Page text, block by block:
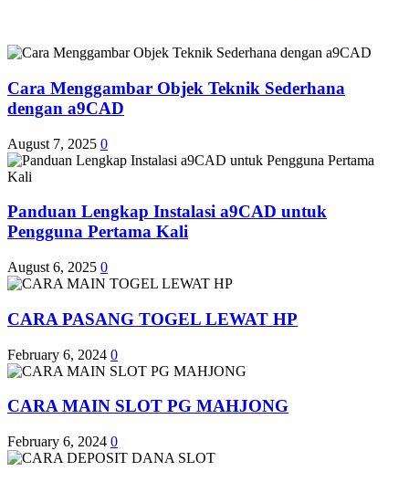
Cara Menggambar Objek Teknik Sederhana
dengan a9CAD
August 7, 2025 0
Panduan Lengkap Instalasi a9CAD untuk
Pengguna Pertama Kali
August 6, 2025 0
CARA PASANG TOGEL LEWAT HP
February 6, 2024 0
CARA MAIN SLOT PG MAHJONG
February 6, 2024 0